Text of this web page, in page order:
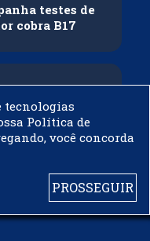
testes de
cobra B17
mistura de
tecnologias
Política de
você concorda
PROSSEGUIR